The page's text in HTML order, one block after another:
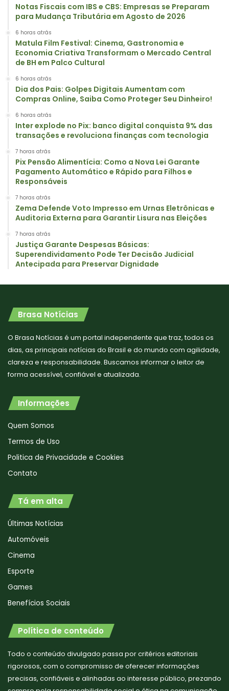
Notas Fiscais com IBS e CBS: Empresas se Preparam
para Mudança Tributária em Agosto de 2026
6 horas atrás
Matula Film Festival: Cinema, Gastronomia e
Economia Criativa Transformam o Mercado Central
de BH em Palco Cultural
6 horas atrás
Dia dos Pais: Golpes Digitais Aumentam com
Compras Online, Saiba Como Proteger Seu Dinheiro!
6 horas atrás
Inter explode no Pix: banco digital conquista 9% das
transações e revoluciona finanças com tecnologia
7 horas atrás
Pix Pensão Alimentícia: Como a Nova Lei Garante
Pagamento Automático e Rápido para Filhos e
Responsáveis
7 horas atrás
Zema Defende Voto Impresso em Urnas Eletrônicas e
Auditoria Externa para Garantir Lisura nas Eleições
7 horas atrás
Justiça Garante Despesas Básicas:
Superendividamento Pode Ter Decisão Judicial
Antecipada para Preservar Dignidade
Brasa Notícias
O Brasa Notícias é um portal independente que traz, todos os
dias, as principais notícias do Brasil e do mundo com agilidade,
clareza e responsabilidade. Buscamos informar o leitor de
forma acessível, confiável e atualizada.
Informações
Quem Somos
Termos de Uso
Politica de Privacidade e Cookies
Contato
Tá em alta
Últimas Notícias
Automóveis
Cinema
Esporte
Games
Benefícios Sociais
Política de conteúdo
Todo o conteúdo divulgado passa por critérios editoriais
rigorosos, com o compromisso de oferecer informações
precisas, confiáveis e alinhadas ao interesse público, prezando